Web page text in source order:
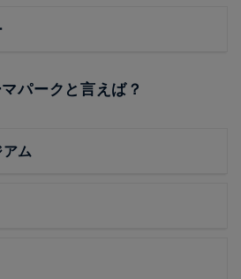
パークと言えば？
ム